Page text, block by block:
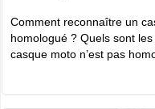
Comment reconnaître un
homologué ? Quels sont
casque moto n’est pas